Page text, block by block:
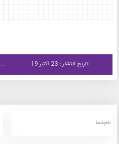
تاریخ انتشار : 23 اکتبر 19